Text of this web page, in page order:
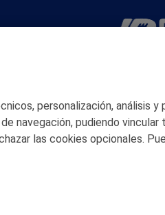
© 2026
personalización, análisis
navegación, pudiendo
las cookies opcionales.